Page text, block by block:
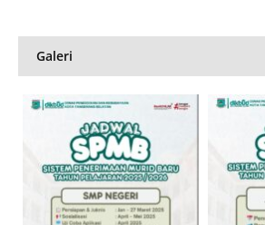
Galeri